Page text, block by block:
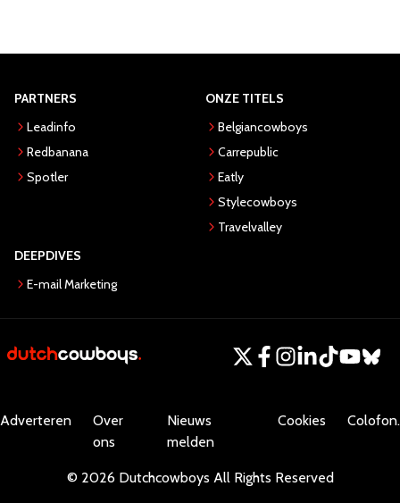
PARTNERS
Leadinfo
Redbanana
Spotler
ONZE TITELS
Belgiancowboys
Carrepublic
Eatly
Stylecowboys
Travelvalley
DEEPDIVES
E-mail Marketing
Adverteren
Over
ons
Nieuws
melden
Cookies Colofon.
© 2026 Dutchcowboys All Rights Reserved